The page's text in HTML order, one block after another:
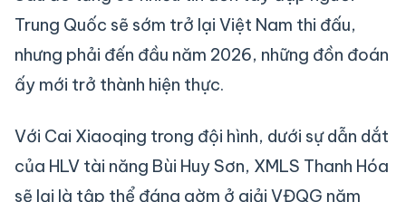
Trung Quốc sẽ sớm trở lại Việt Nam thi đấu,
nhưng phải đến đầu năm 2026, những đồn đoán
ấy mới trở thành hiện thực.
Với Cai Xiaoqing trong đội hình, dưới sự dẫn dắt
của HLV tài năng Bùi Huy Sơn, XMLS Thanh Hóa
sẽ lại là tập thể đáng gờm ở giải VĐQG năm